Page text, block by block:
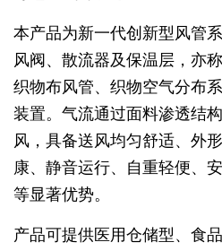
本产品为新一代创新型风管
风阀、散流器及保温层，亦
织物布风管、织物空气分布
装置。气流通过面料渗透结
风，具备送风均匀舒适、外
康、静音运行、自重轻便、
等显著优势。
产品可提供医用仓储型、食